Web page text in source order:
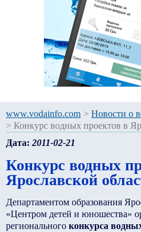
www.vodainfo.com > Новости о
> Конкурс водных проектов в
Дата: 2011-02-21
Конкурс водных
Ярославской
Департаментом образования
«Центром детей и юношества»
регионального конкурса